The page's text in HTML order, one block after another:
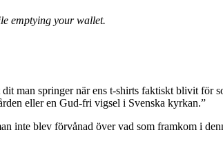
emptying your wallet.
man springer när ens t-shirts faktiskt blivit för
eller en Gud-fri vigsel i Svenska kyrkan.”
inte blev förvånad över vad som framkom i